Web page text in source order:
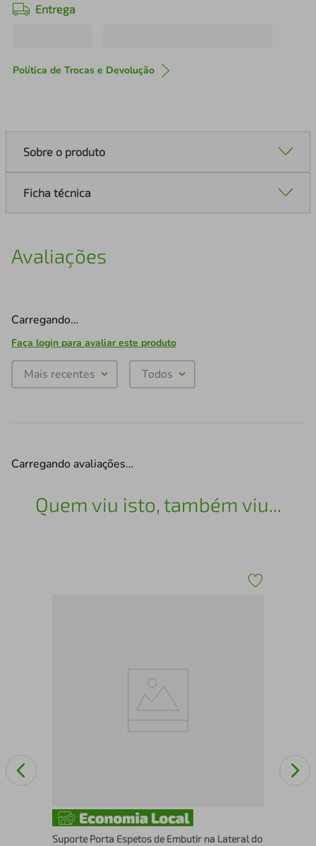
Entrega
Política de Trocas e Devolução
Sobre o produto
Ficha técnica
Avaliações
Carregando…
Faça login para avaliar este produto
Mais recentes Todos
Carregando avaliações…
Quem viu isto, também viu...
Suporte Porta Espetos de Embutir na Lateral do